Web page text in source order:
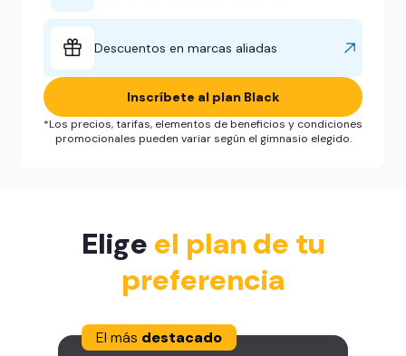
Descuentos en marcas aliadas
Inscríbete al plan Black
*Los precios, tarifas, elementos de beneficios y condiciones
promocionales pueden variar según el gimnasio elegido.
Elige el plan de tu
preferencia
El más destacado